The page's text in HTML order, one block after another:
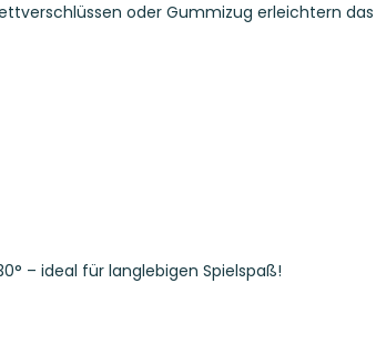
oder Gummizug erleichtern das
– ideal für langlebigen Spielspaß!